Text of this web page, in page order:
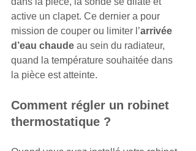
active un clapet. Ce dernier a pour
mission de couper ou limiter l’arrivée
d’eau chaude au sein du radiateur,
quand la température souhaitée dans
la pièce est atteinte.
Comment régler un robinet
thermostatique ?